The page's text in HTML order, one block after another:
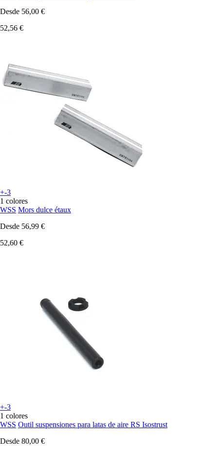
Desde 56,00 €
52,56 €
+-3
1 colores
WSS Mors dulce étaux
Desde 56,99 €
52,60 €
+-3
1 colores
WSS Outil suspensiones para latas de aire RS Isostrust
Desde 80,00 €